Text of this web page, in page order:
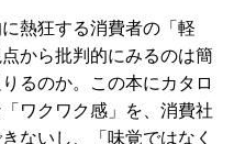
熱狂する消費者の「軽
から批判的にみるのは簡
るのか。この本にカタロ
ワクワク感」を、消費社
ないし、「味覚ではなく